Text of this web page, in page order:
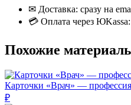
✉ Доставка: сразу на
💳 Оплата через
Похожие
Карточки «Врач» —
₽